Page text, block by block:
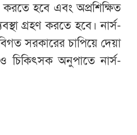
করতে হবে এবং অপ্রশিক্ষিত
গ্রহণ করতে হবে। নার্স-
সরকারের চাপিয়ে দেয়া
চিকিৎসক অনুপাতে নার্স-